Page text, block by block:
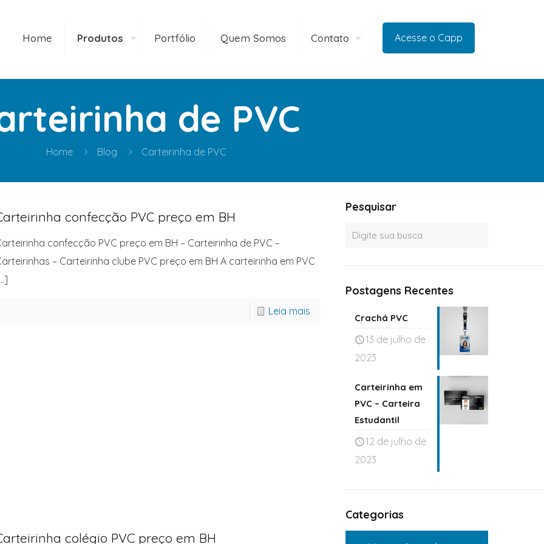
Home Produtos Portfólio Quem Somos Contato Acesse o Capp
de PVC
Home Blog Carteirinha de PVC
confecção PVC preço em BH
confecção PVC preço em BH – Carteirinha de PVC –
– Carteirinha clube PVC preço em BH A carteirinha em PVC
Leia mais
colégio PVC preço em BH
Pesquisar
Postagens Recentes
Crachá PVC
13 de julho de
2023
Carteirinha em
PVC – Carteira
Estudantil
12 de julho de
2023
Categorias